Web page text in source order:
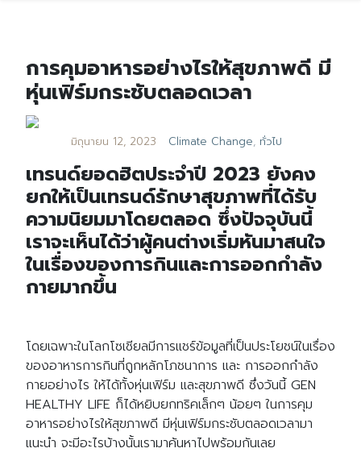
การคุมอาหารอย่างไรให้สุขภาพดี มี
หุ่นเฟิร์มกระชับตลอดเวลา
มิถุนายน 12, 2023 Climate Change, ทั่วไป
เทรนด์ยอดฮิตประจำปี 2023 ยังคง
ยกให้เป็นเทรนด์รักษาสุขภาพที่ได้รับ
ความนิยมมาโดยตลอด ซึ่งปัจจุบันนี้
เราจะเห็นได้ว่าผู้คนต่างเริ่มหันมาสนใจ
ในเรื่องของการกินและการออกกำลัง
กายมากขึ้น
โดยเฉพาะในโลกโซเชียลมีการแชร์ข้อมูลที่เป็นประโยชน์ในเรื่อง
ของอาหารการกินที่ถูกหลักโภชนาการ และ การออกกำลัง
กายอย่างไร ให้ได้ทั้งหุ่นเฟิร์ม และสุขภาพดี ซึ่งวันนี้ GEN
HEALTHY LIFE ก็ได้หยิบยกทริคเล็กๆ น้อยๆ ในการคุม
อาหารอย่างไรให้สุขภาพดี มีหุ่นเฟิร์มกระชับตลอดเวลามา
แนะนำ จะมีอะไรบ้างนั้นเรามาค้นหาไปพร้อมกันเลย